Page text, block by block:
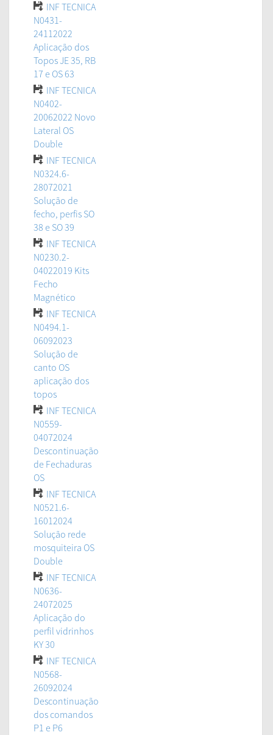
INF TECNICA
N0431-
24112022
Aplicação dos
Topos JE 35, RB
17 e OS 63
INF TECNICA
N0402-
20062022 Novo
Lateral OS
Double
INF TECNICA
N0324.6-
28072021
Solução de
fecho, perfis SO
38 e SO 39
INF TECNICA
N0230.2-
04022019 Kits
Fecho
Magnético
INF TECNICA
N0494.1-
06092023
Solução de
canto OS
aplicação dos
topos
INF TECNICA
N0559-
04072024
Descontinuação
de Fechaduras
OS
INF TECNICA
N0521.6-
16012024
Solução rede
mosquiteira OS
Double
INF TECNICA
N0636-
24072025
Aplicação do
perfil vidrinhos
KY 30
INF TECNICA
N0568-
26092024
Descontinuação
dos comandos
P1 e P6